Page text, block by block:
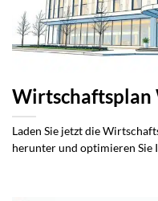
Wirtschaftsplan
Laden Sie jetzt die
herunter und optimieren Sie